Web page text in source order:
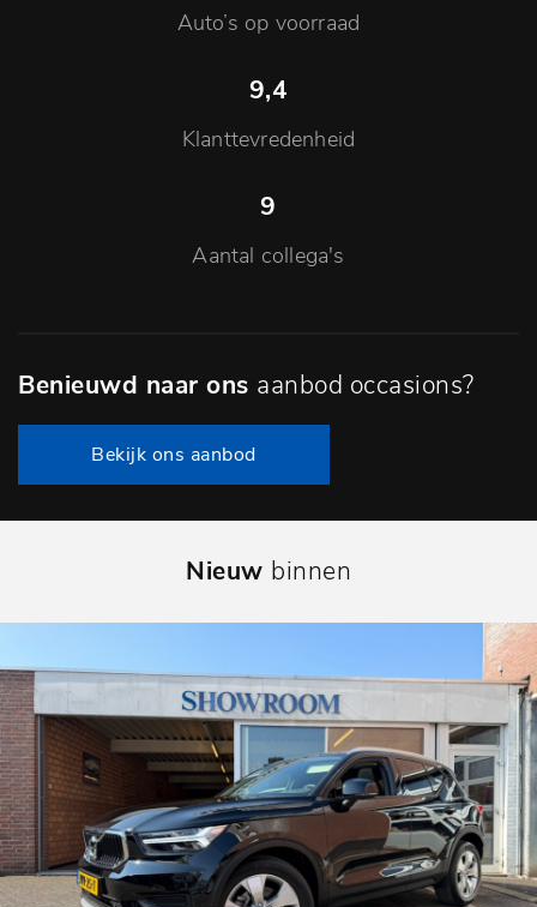
Auto’s op voorraad
9,4
Klanttevredenheid
9
Aantal collega's
Benieuwd naar ons aanbod occasions?
Bekijk ons aanbod
Nieuw binnen